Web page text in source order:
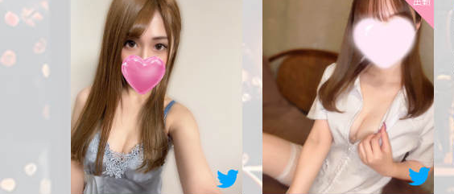
色白もちもちお肌の女の子
脇がセクシーなお姉さん